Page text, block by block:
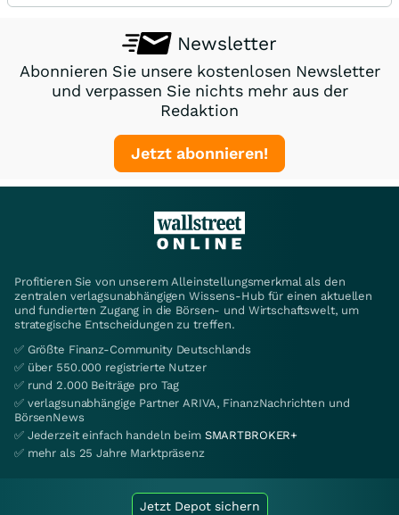
Newsletter
Abonnieren Sie unsere kostenlosen Newsletter
und verpassen Sie nichts mehr aus der
Redaktion
Jetzt abonnieren!
Profitieren Sie von unserem Alleinstellungsmerkmal als den
zentralen verlagsunabhängigen Wissens-Hub für einen aktuellen
und fundierten Zugang in die Börsen- und Wirtschaftswelt, um
strategische Entscheidungen zu treffen.
✅ Größte Finanz-Community Deutschlands
✅ über 550.000 registrierte Nutzer
✅ rund 2.000 Beiträge pro Tag
✅ verlagsunabhängige Partner ARIVA, FinanzNachrichten und
BörsenNews
✅ Jederzeit einfach handeln beim SMARTBROKER+
✅ mehr als 25 Jahre Marktpräsenz
Jetzt Depot sichern